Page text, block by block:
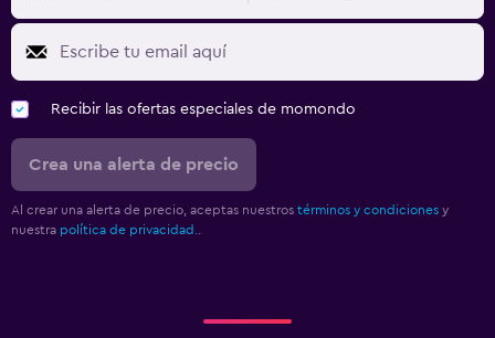
Recibir las ofertas especiales de momondo
Crea una alerta de precio
Al crear una alerta de precio, aceptas nuestros términos y condiciones y
nuestra política de privacidad.